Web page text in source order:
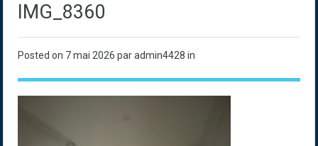
IMG_8360
Posted on 7 mai 2026 par admin4428 in